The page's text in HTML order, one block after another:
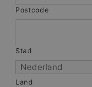
Postcode
Stad
Land